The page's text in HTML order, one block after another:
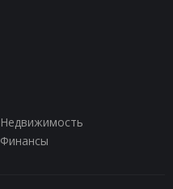
Недвижимость
Финансы